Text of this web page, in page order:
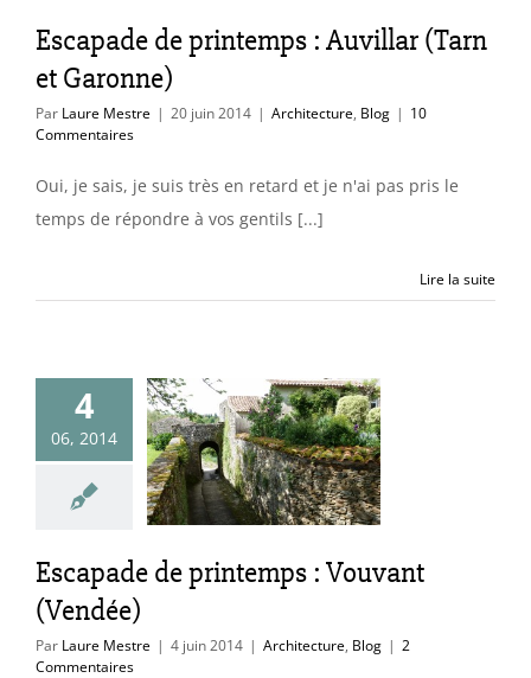
Escapade de printemps : Auvillar (Tarn
et Garonne)
Par Laure Mestre | 20 juin 2014 | Architecture, Blog | 10
Commentaires
Oui, je sais, je suis très en retard et je n'ai pas pris le
temps de répondre à vos gentils [...]
Lire la suite
4
06, 2014
de
:
(Vendée)
Escapade de printemps : Vouvant
(Vendée)
Par Laure Mestre | 4 juin 2014 | Architecture, Blog | 2
Commentaires